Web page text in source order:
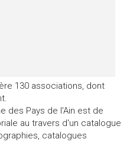
130 associations, dont
des Pays de l'Ain est de
au travers d'un catalogue
catalogues